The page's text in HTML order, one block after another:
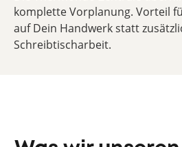
komplette Vorplanung. Vorteil
auf Dein Handwerk statt
Schreibtischarbeit.